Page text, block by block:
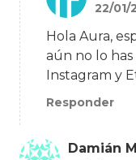
22/01/
Hola Aura,
aún no lo
Instagram y
Responder
Damián